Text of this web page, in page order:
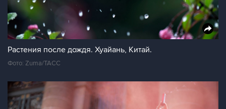
Растения после дождя. Хуайань, Китай.
Фото: Zuma/ТАСС